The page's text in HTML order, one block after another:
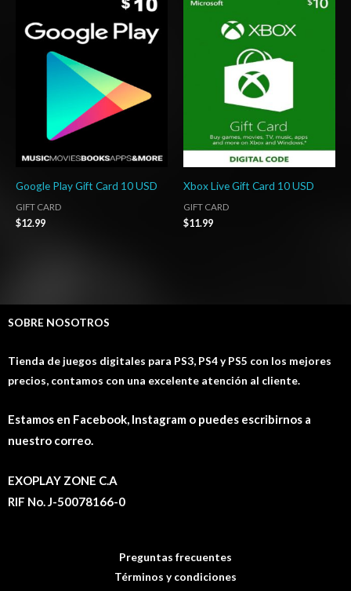
Google Play Gift Card 10 USD
GIFT CARD
$12.99
Xbox Live Gift Card 10 USD
GIFT CARD
$11.99
SOBRE NOSOTROS
Tienda de juegos digitales para PS3, PS4 y PS5 con los mejores
precios, contamos con una excelente atención al cliente.
Estamos en Facebook, Instagram o puedes escribirnos a
nuestro correo.
EXOPLAY ZONE C.A
RIF No. J-50078166-0
Preguntas frecuentes
Términos y condiciones